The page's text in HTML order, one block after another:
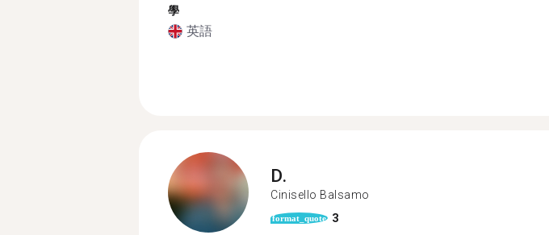
學
英語
D.
Cinisello Balsamo
format_quote 3